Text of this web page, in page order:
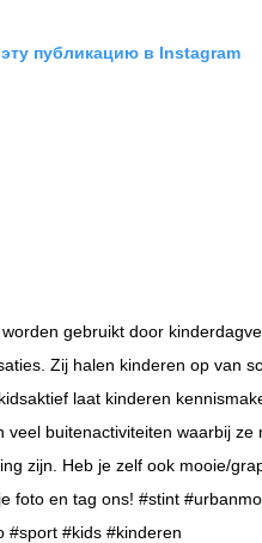
публикацию в Instagram
gebruikt door
Zij halen kinderen op van
laat kinderen
veel buitenactiviteiten waarbij ze
zijn. Heb je zelf ook mooie/
foto en tag ons! #stint
#sport #kids #kinderen